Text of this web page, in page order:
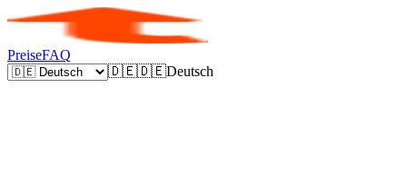
PreiseFAQ
🇩🇪🇩🇪Deutsch